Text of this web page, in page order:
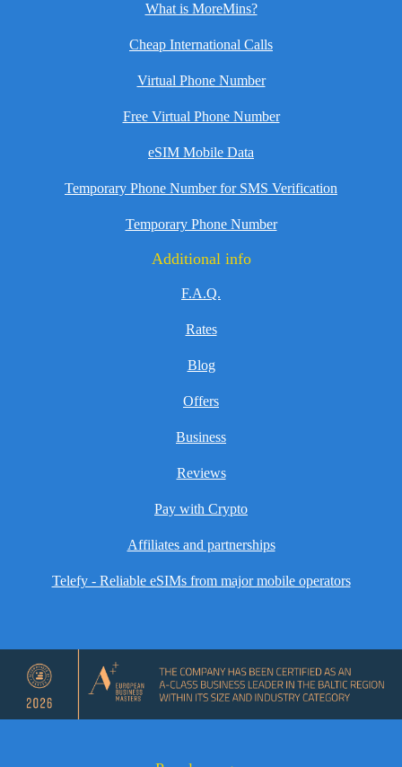
What is MoreMins?
Cheap International Calls
Virtual Phone Number
Free Virtual Phone Number
eSIM Mobile Data
Temporary Phone Number for SMS Verification
Temporary Phone Number
Additional info
F.A.Q.
Rates
Blog
Offers
Business
Reviews
Pay with Crypto
Affiliates and partnerships
Telefy - Reliable eSIMs from major mobile operators